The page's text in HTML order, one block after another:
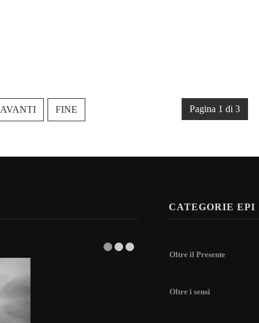
Pagina 1 di 3
AVANTI FINE
CATEGORIE EPI
Oltre il Presente
Oltre i sensi